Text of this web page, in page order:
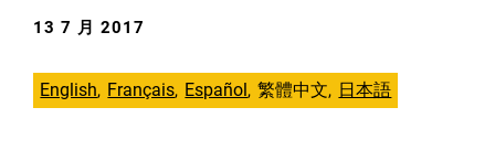
13 7 月 2017
English Français Español 繁體中文 日本語